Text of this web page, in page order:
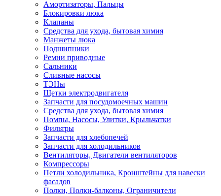
Амортизаторы, Пальцы
Блокировки люка
Клапаны
Средства для ухода, бытовая химия
Манжеты люка
Подшипники
Ремни приводные
Сальники
Сливные насосы
ТЭНы
Щетки электродвигателя
Запчасти для посудомоечных машин
Средства для ухода, бытовая химия
Помпы, Насосы, Улитки, Крыльчатки
Фильтры
Запчасти для хлебопечей
Запчасти для холодильников
Вентиляторы, Двигатели вентиляторов
Компрессоры
Петли холодильника, Кронштейны для навески
фасадов
Полки, Полки-балконы, Ограничители